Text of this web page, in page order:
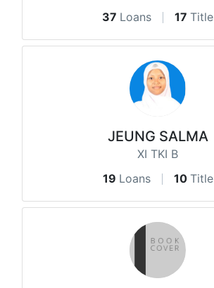
37 Loans 17 Title
JEUNG SALMA
XI TKI B
19 Loans 10 Title